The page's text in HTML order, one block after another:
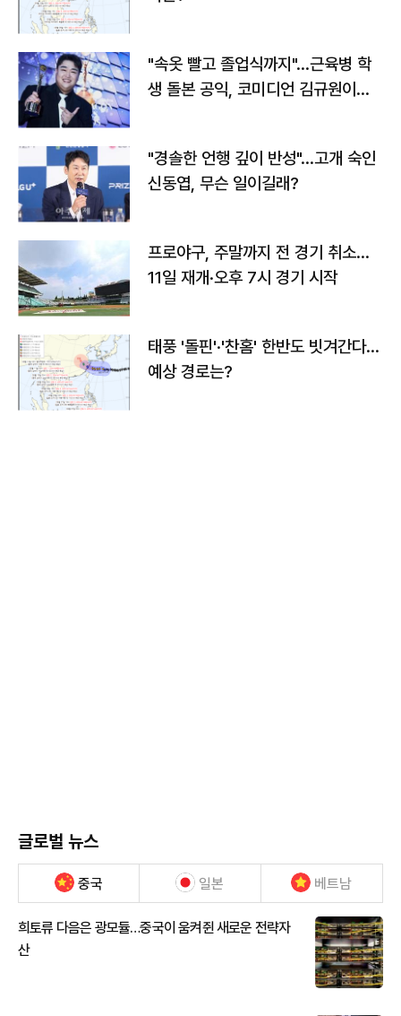
"속옷 빨고 졸업식까지"…근육병 학
생 돌본 공익, 코미디언 김규원이었
"경솔한 언행 깊이 반성"…고개 숙인
신동엽, 무슨 일이길래?
프로야구, 주말까지 전 경기 취소…
11일 재개·오후 7시 경기 시작
태풍 '돌핀'·'찬홈' 한반도 빗겨간다…
예상 경로는?
글로벌 뉴스
중국 일본 베트남
희토류 다음은 광모듈…중국이 움켜쥔 새로운 전략자
산